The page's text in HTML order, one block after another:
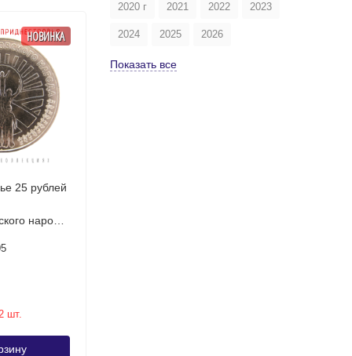
НОВИНКА
25 рублей
народа
шт.
2020 г 2021 2022 2023
2024 2025 2026
Показать все